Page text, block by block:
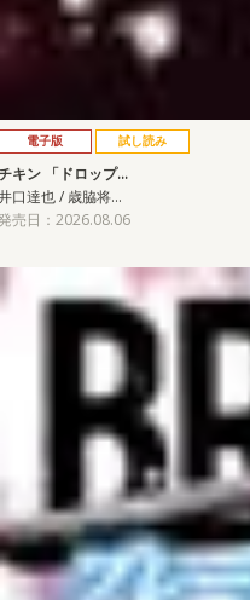
電子版 試し読み
キン 「ドロップ…
口達也 / 歳脇将…
売日：2026.08.06